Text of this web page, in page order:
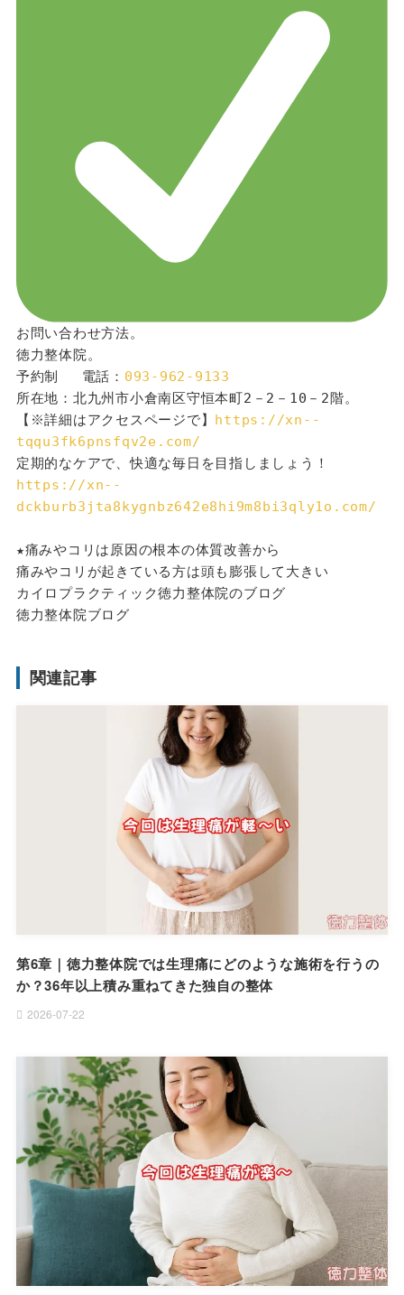
お問い合わせ方法。
徳力整体院。
予約制 　電話： 093-962-9133
所在地：北九州市小倉南区守恒本町2－2－10－2階。
【※詳細はアクセスページで】 https://xn--
tqqu3fk6pnsfqv2e.com/
定期的なケアで、快適な毎日を目指しましょう！
https://xn--
dckburb3jta8kygnbz642e8hi9m8bi3qly1o.com/
★痛みやコリは原因の根本の体質改善から
痛みやコリが起きている方は頭も膨張して大きい
カイロプラクティック徳力整体院のブログ
徳力整体院ブログ
関連記事
第6章｜徳力整体院では生理痛にどのような施術を行うの
か？36年以上積み重ねてきた独自の整体
2026-07-22